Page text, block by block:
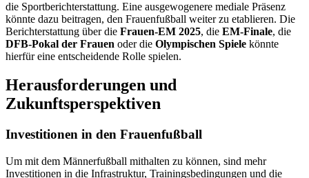
die Sportberichterstattung. Eine ausgewogenere mediale Präsenz
könnte dazu beitragen, den Frauenfußball weiter zu etablieren. Die
Berichterstattung über die Frauen-EM 2025, die EM-Finale, die
DFB-Pokal der Frauen oder die Olympischen Spiele könnte
hierfür eine entscheidende Rolle spielen.
Herausforderungen und
Zukunftsperspektiven
Investitionen in den Frauenfußball
Um mit dem Männerfußball mithalten zu können, sind mehr
Investitionen in die Infrastruktur, Trainingsbedingungen und die